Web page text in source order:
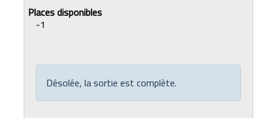
-1
Désolée, la sortie est complète.